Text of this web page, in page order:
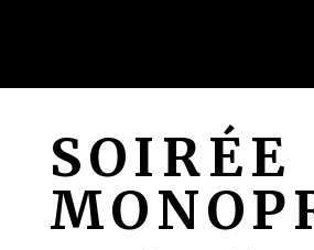
SOIRÉE